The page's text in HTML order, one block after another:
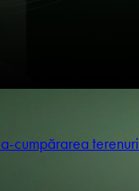
cumpărarea